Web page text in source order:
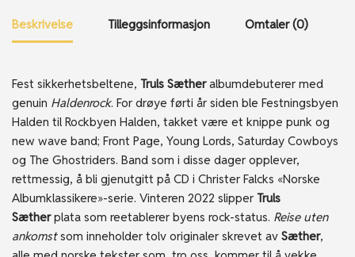
Beskrivelse Tilleggsinformasjon Omtaler (0)
Fest sikkerhetsbeltene, Truls Sætheralbumdebuterer med
genuin Haldenrock. For drøye førti år siden ble Festningsbyen
Halden til Rockbyen Halden, takket være et knippe punk og
new wave band; Front Page, Young Lords, Saturday Cowboys
og The Ghostriders. Band som i disse dager opplever,
rettmessig, å bli gjenutgitt på CD i Christer Falcks «Norske
Albumklassikere»-serie. Vinteren 2022 slipper Truls
Sætherplata som reetablerer byens rock-status. Reise uten
ankomstsom inneholder tolv originaler skrevet av Sæther,